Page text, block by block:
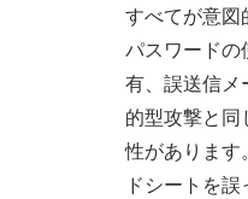
すべてが意図
パスワードの
有、誤送信メ
的型攻撃と
性があります
ドシートを